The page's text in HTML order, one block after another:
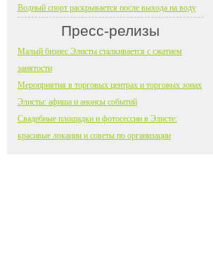
Водный спорт раскрывается после выхода на воду
Пресс-релизы
Малый бизнес Элисты сталкивается с сжатием
занятости
Мероприятия в торговых центрах и торговых зонах
Элисты: афиша и анонсы событий
Свадебные площадки и фотосессии в Элисте:
красивые локации и советы по организации